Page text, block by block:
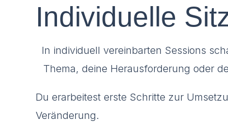
Individuelle
In individuell vereinbarten Sessions
Thema, deine Herausforderung oder
Du erarbeitest erste Schritte zur
Veränderung.